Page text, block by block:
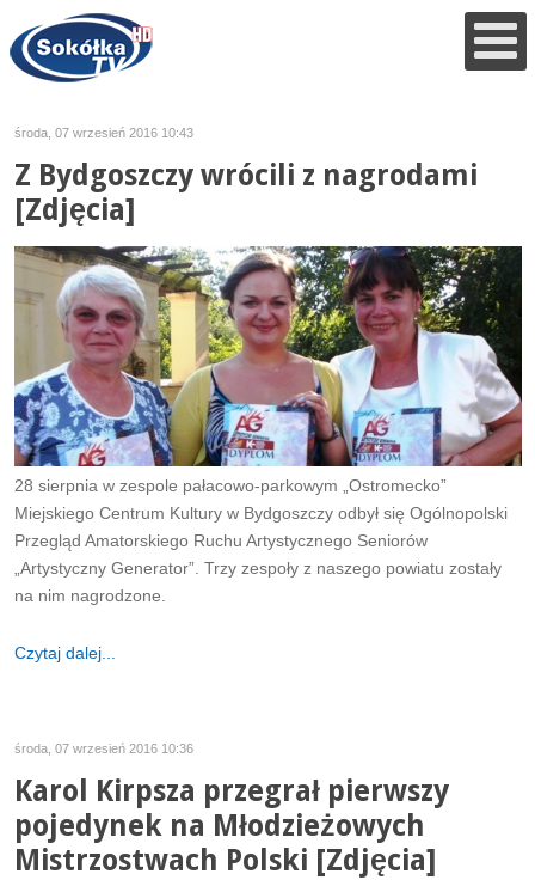
środa, 07 wrzesień 2016 10:43
Z Bydgoszczy wrócili z nagrodami
[Zdjęcia]
28 sierpnia w zespole pałacowo-parkowym „Ostromecko”
Miejskiego Centrum Kultury w Bydgoszczy odbył się Ogólnopolski
Przegląd Amatorskiego Ruchu Artystycznego Seniorów
„Artystyczny Generator”. Trzy zespoły z naszego powiatu zostały
na nim nagrodzone.
Czytaj dalej...
środa, 07 wrzesień 2016 10:36
Karol Kirpsza przegrał pierwszy
pojedynek na Młodzieżowych
Mistrzostwach Polski [Zdjęcia]